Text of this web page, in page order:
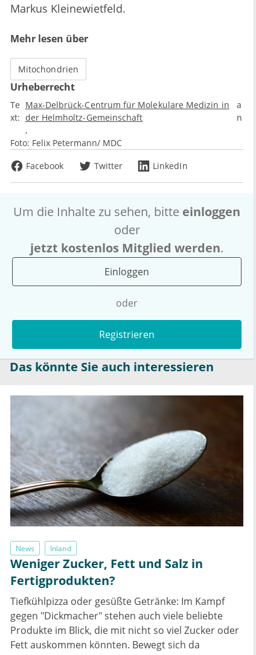
Markus Kleinewietfeld.
Mehr lesen über
Mitochondrien
Urheberrecht
Te
xt:
Max-Delbrück-Centrum für Molekulare Medizin in
der Helmholtz-Gemeinschaft
a
n
Foto: Felix Petermann/ MDC
Facebook
Twitter LinkedIn
Um die Inhalte zu sehen, bitte einloggen
oder
jetzt kostenlos Mitglied werden.
Einloggen
oder
Registrieren
Das könnte Sie auch interessieren
News Inland
Weniger Zucker, Fett und Salz in
Fertigprodukten?
Tiefkühlpizza oder gesüßte Getränke: Im Kampf
gegen "Dickmacher" stehen auch viele beliebte
Produkte im Blick, die mit nicht so viel Zucker oder
Fett auskommen könnten. Bewegt sich da